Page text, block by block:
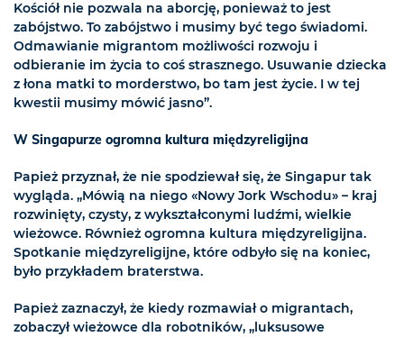
Kościół nie pozwala na aborcję, ponieważ to jest
zabójstwo. To zabójstwo i musimy być tego świadomi.
Odmawianie migrantom możliwości rozwoju i
odbieranie im życia to coś strasznego. Usuwanie dziecka
z łona matki to morderstwo, bo tam jest życie. I w tej
kwestii musimy mówić jasno”.
W Singapurze ogromna kultura międzyreligijna
Papież przyznał, że nie spodziewał się, że Singapur tak
wygląda. „Mówią na niego «Nowy Jork Wschodu» – kraj
rozwinięty, czysty, z wykształconymi ludźmi, wielkie
wieżowce. Również ogromna kultura międzyreligijna.
Spotkanie międzyreligijne, które odbyło się na koniec,
było przykładem braterstwa.
Papież zaznaczył, że kiedy rozmawiał o migrantach,
zobaczył wieżowce dla robotników, „luksusowe